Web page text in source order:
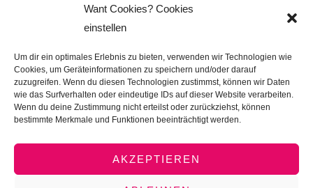
Want Cookies? Cookies
einstellen
Um dir ein optimales Erlebnis zu bieten, verwenden wir Technologien wie
Cookies, um Geräteinformationen zu speichern und/oder darauf
zuzugreifen. Wenn du diesen Technologien zustimmst, können wir Daten
wie das Surfverhalten oder eindeutige IDs auf dieser Website verarbeiten.
Wenn du deine Zustimmung nicht erteilst oder zurückziehst, können
bestimmte Merkmale und Funktionen beeinträchtigt werden.
AKZEPTIEREN
Ehrenamt
Stellenangebote
Kontakt
Impressum
Datenschutz